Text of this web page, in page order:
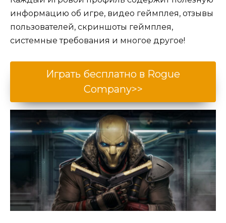
информацию об игре, видео геймплея, отзывы
пользователей, скриншоты геймплея,
системные требования и многое другое!
Играть бесплатно в Rogue
Company>>